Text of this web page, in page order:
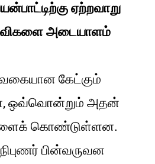
ஏற்றவாறு
அடையாளம்
வகையான கேட்கும்
ஒவ்வொன்றும் அதன்
கொண்டுள்ளன.
பின்வருவன